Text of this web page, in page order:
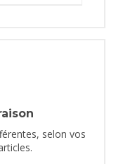
selon vos